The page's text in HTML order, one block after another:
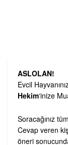
ASLOLAN!
Evcil
Hekim‘inize
Soracağınız
Cevap veren
öneri